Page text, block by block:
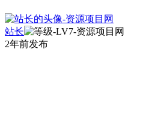
站长
2年前发布